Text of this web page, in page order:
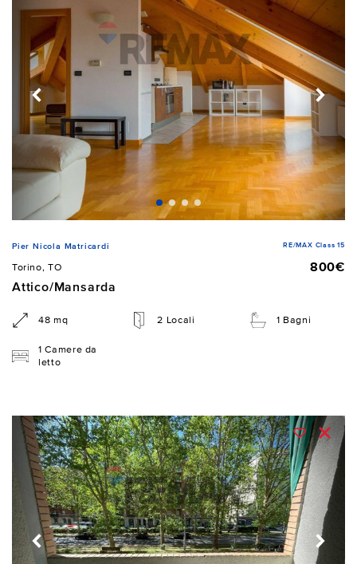
Pier Nicola Matricardi RE/MAX Class 15
Torino, TO
800€
Attico/Mansarda
48 mq 2 Locali 1 Bagni
1 Camere da
letto